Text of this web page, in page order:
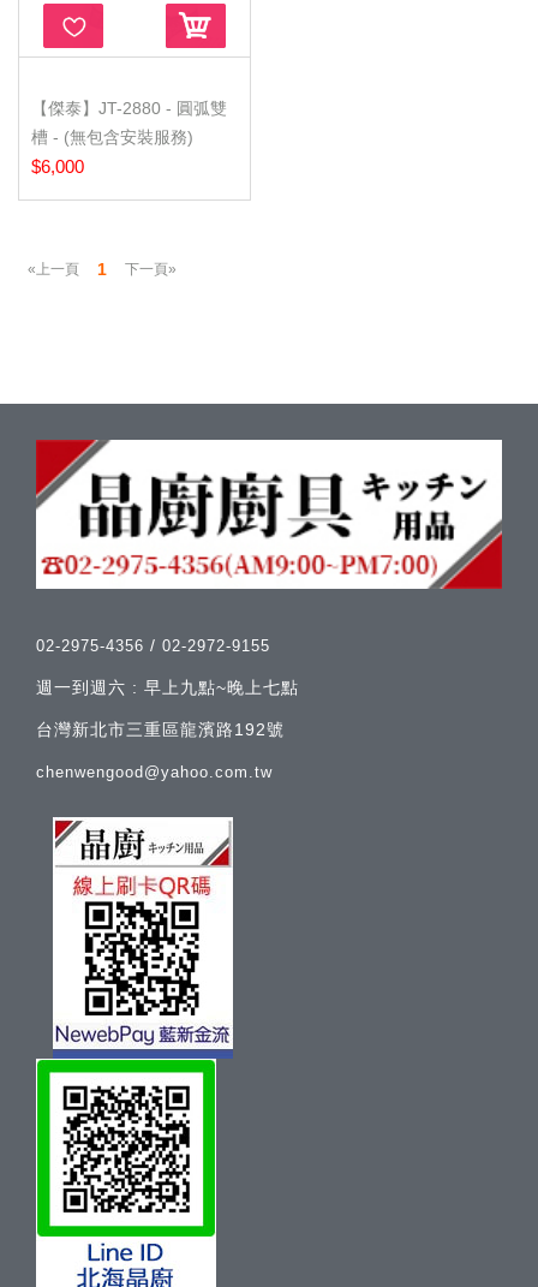
【傑泰】JT-2880 - 圓弧雙
槽 - (無包含安裝服務)
$6,000
«上一頁 1 下一頁»
02-2975-4356 / 02-2972-9155
週一到週六 : 早上九點~晚上七點
台灣新北市三重區龍濱路192號
chenwengood@yahoo.com.tw